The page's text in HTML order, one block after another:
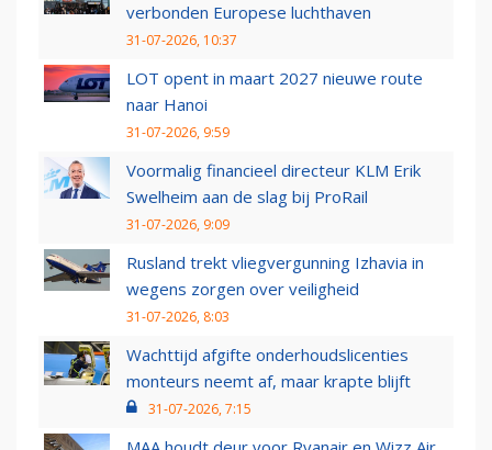
verbonden Europese luchthaven
31-07-2026, 10:37
LOT opent in maart 2027 nieuwe route
naar Hanoi
31-07-2026, 9:59
Voormalig financieel directeur KLM Erik
Swelheim aan de slag bij ProRail
31-07-2026, 9:09
Rusland trekt vliegvergunning Izhavia in
wegens zorgen over veiligheid
31-07-2026, 8:03
Wachttijd afgifte onderhoudslicenties
monteurs neemt af, maar krapte blijft
31-07-2026, 7:15